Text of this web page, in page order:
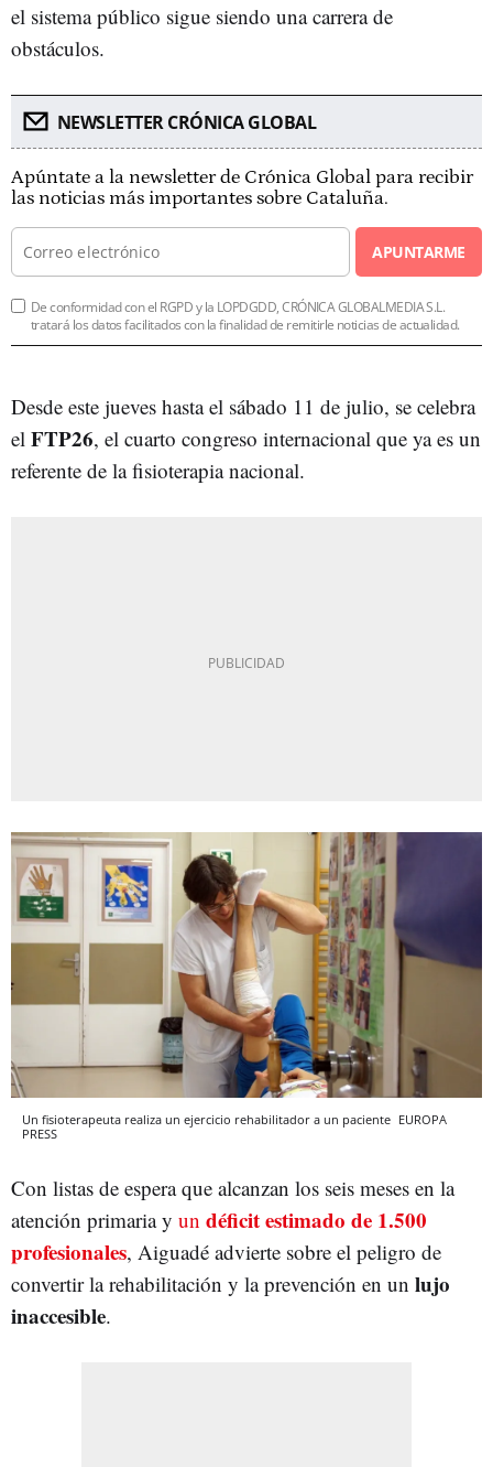
el sistema público sigue siendo una carrera de
obstáculos.
NEWSLETTER CRÓNICA GLOBAL
Apúntate a la newsletter de Crónica Global para recibir
las noticias más importantes sobre Cataluña.
APUNTARME
De conformidad con el RGPD y la LOPDGDD, CRÓNICA GLOBALMEDIA S.L.
tratará los datos facilitados con la finalidad de remitirle noticias de actualidad.
Desde este jueves hasta el sábado 11 de julio, se celebra
el FTP26, el cuarto congreso internacional que ya es un
referente de la fisioterapia nacional.
Un fisioterapeuta realiza un ejercicio rehabilitador a un paciente EUROPA
PRESS
Con listas de espera que alcanzan los seis meses en la
atención primaria y un déficit estimado de 1.500
profesionales, Aiguadé advierte sobre el peligro de
convertir la rehabilitación y la prevención en un lujo
inaccesible.